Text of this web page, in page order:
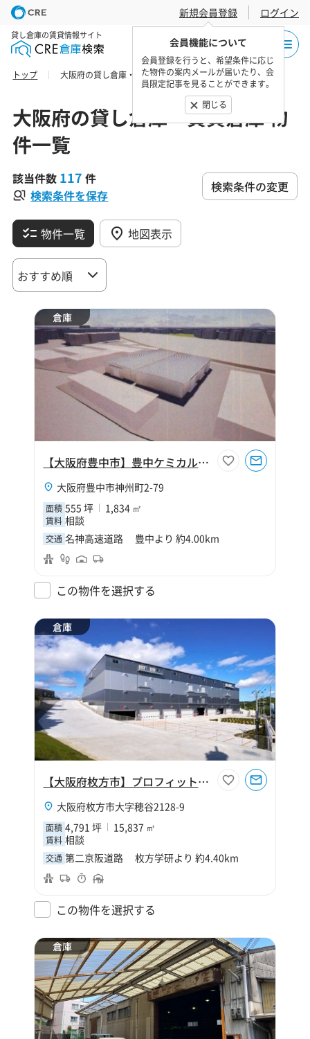
新規会員登録
会員機能について
会員登録を行うと、希望条件に応じ
た物件の案内メールが届いたり、会
員限定記事を見ることができます。
閉じる
ログイン
貸し倉庫の賃貸情報サイト
トップ 大阪府の貸し倉庫・賃貸倉庫 物件一覧
大阪府の貸し倉庫・賃貸倉庫 物
件一覧
該当件数 117 件
検索条件を保存
検索条件の変更
物件一覧 地図表示
倉庫
【大阪府豊中市】豊中ケミカルセンター（寄託）
大阪府豊中市神州町2-79
面積 555 坪 1,834 ㎡
賃料 相談
交通 名神高速道路 豊中より 約4.00km
この物件を選択する
倉庫
【大阪府枚方市】プロフィットマート枚方
大阪府枚方市大字穂谷2128-9
面積 4,791 坪 15,837 ㎡
賃料 相談
交通 第二京阪道路 枚方学研より 約4.40km
この物件を選択する
倉庫